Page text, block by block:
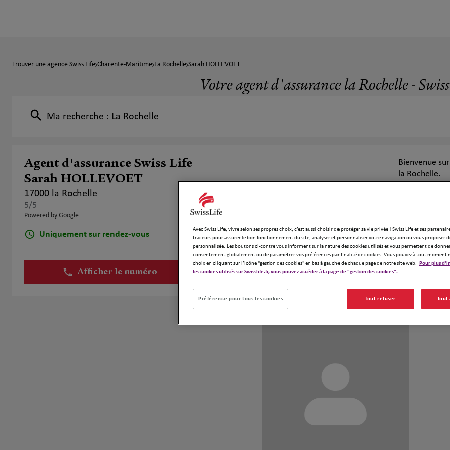
Trouver une agence Swiss Life Charente-Maritime La Rochelle Sarah HOLLEVOET
Votre agent d'assurance la Rochelle -
Ma recherche : La Rochelle
Agent d'assurance Swiss Life
Sarah HOLLEVOET
17000 la Rochelle
5/5
Powered by Google
Uniquement sur rendez-vous
Afficher le numéro Demander un devis
Bienvenue
la Rochelle.
Votre agent
épargne
prêt
Particulier,
Swiss Life -
pour que
Contactez
bilan
Notre équipe
Avec Swiss Life, vivre selon ses propres choix, c’est aussi choisir de protéger sa vie privée ! Swiss Life et ses
traceurs pour assurer le bon fonctionnement du site, analyser et personnaliser votre navigation ou vous proposer
personnalisée. Les boutons ci-contre vous informent sur la nature des cookies utilisés et vous permettent de
consentement globalement ou de paramétrer vos préférences par finalité de cookies. Vous pouvez à tout moment
choix en cliquant sur l’icône "gestion des cookies" en bas à gauche de chaque page de notre site web. Pour plus
les cookies utilisés sur Swisslife.fr, vous pouvez accéder à la page de "gestion des cookies".
Préférence pour tous les cookies Tout refuser